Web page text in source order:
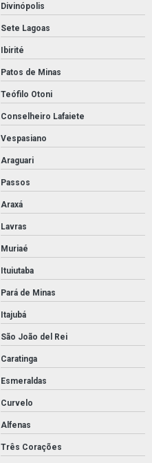
Divinópolis
Sete Lagoas
Ibirité
Patos de Minas
Teófilo Otoni
Conselheiro Lafaiete
Vespasiano
Araguari
Passos
Araxá
Lavras
Muriaé
Ituiutaba
Pará de Minas
Itajubá
São João del Rei
Caratinga
Esmeraldas
Curvelo
Alfenas
Três Corações